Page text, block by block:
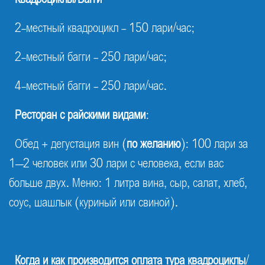
2-местный квадроцикл - 150 лари/час;
2-местный багги - 250 лари/час;
4-местный багги - 250 лари/час.
Ресторан с райскими видами:
Обед + дегустация вин (по желанию): 100 лари за
1–2 человек или 30 лари с человека, если вас
больше двух. Меню: 1 литра вина, сыр, салат, хлеб,
соус, шашлык (куриный или свиной).
Когда и как производится оплата тура квадроциклы/